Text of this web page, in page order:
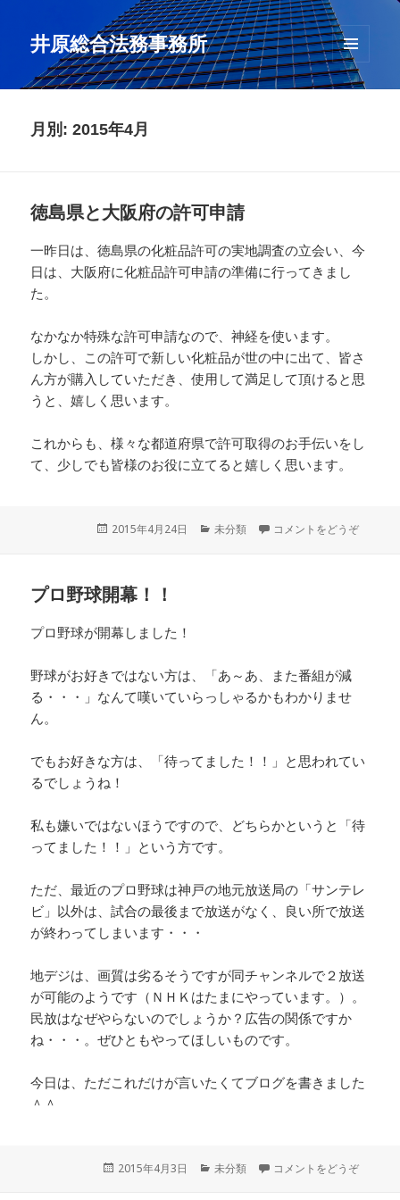
井原総合法務事務所
メニュ
ーとウ
月別: 2015年4月
徳島県と大阪府の許可申請
一昨日は、徳島県の化粧品許可の実地調査の立会い、今
日は、大阪府に化粧品許可申請の準備に行ってきまし
た。
なかなか特殊な許可申請なので、神経を使います。
しかし、この許可で新しい化粧品が世の中に出て、皆さ
ん方が購入していただき、使用して満足して頂けると思
うと、嬉しく思います。
これからも、様々な都道府県で許可取得のお手伝いをし
て、少しでも皆様のお役に立てると嬉しく思います。
投
2015年4月24日
カ
未分類 コメントをどうぞ
プロ野球開幕！！
プロ野球が開幕しました！
野球がお好きではない方は、「あ～あ、また番組が減
る・・・」なんて嘆いていらっしゃるかもわかりませ
ん。
でもお好きな方は、「待ってました！！」と思われてい
るでしょうね！
私も嫌いではないほうですので、どちらかというと「待
ってました！！」という方です。
ただ、最近のプロ野球は神戸の地元放送局の「サンテレ
ビ」以外は、試合の最後まで放送がなく、良い所で放送
が終わってしまいます・・・
地デジは、画質は劣るそうですが同チャンネルで２放送
が可能のようです（ＮＨＫはたまにやっています。）。
民放はなぜやらないのでしょうか？広告の関係ですか
ね・・・。ぜひともやってほしいものです。
今日は、ただこれだけが言いたくてブログを書きました
＾＾
投
2015年4月3日
カ
未分類 コメントをどうぞ